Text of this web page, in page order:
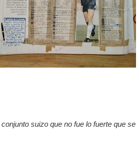
suizo que no fue lo fuerte que se